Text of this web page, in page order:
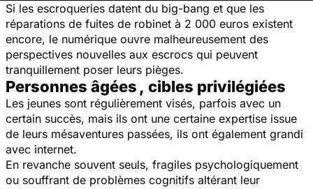
Si les escroqueries datent du big-bang et que les
réparations de fuites de robinet à 2 000 euros existent
encore, le numérique ouvre malheureusement des
perspectives nouvelles aux escrocs qui peuvent
tranquillement poser leurs pièges.
Personnes âgées , cibles privilégiées
Les jeunes sont régulièrement visés, parfois avec un
certain succès, mais ils ont une certaine expertise issue
de leurs mésaventures passées, ils ont également grandi
avec internet.
En revanche souvent seuls, fragiles psychologiquement
ou souffrant de problèmes cognitifs altérant leur